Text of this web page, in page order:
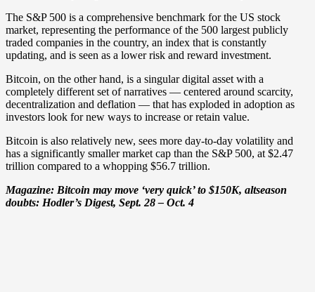
The S&P 500 is a comprehensive benchmark for the US stock
market, representing the performance of the 500 largest publicly
traded companies in the country, an index that is constantly
updating, and is seen as a lower risk and reward investment.
Bitcoin, on the other hand, is a singular digital asset with a
completely different set of narratives — centered around scarcity,
decentralization and deflation — that has exploded in adoption as
investors look for new ways to increase or retain value.
Bitcoin is also relatively new, sees more day-to-day volatility and
has a significantly smaller market cap than the S&P 500, at $2.47
trillion compared to a whopping $56.7 trillion.
Magazine: Bitcoin may move ‘very quick’ to $150K, altseason
doubts: Hodler’s Digest, Sept. 28 – Oct. 4